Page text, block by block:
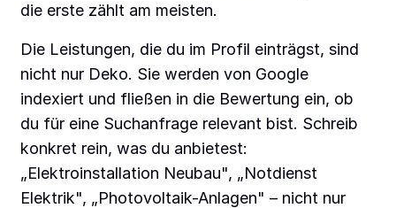
die erste zählt am meisten.
Die Leistungen, die du im Profil einträgst, sind
nicht nur Deko. Sie werden von Google
indexiert und fließen in die Bewertung ein, ob
du für eine Suchanfrage relevant bist. Schreib
konkret rein, was du anbietest:
„Elektroinstallation Neubau", „Notdienst
Elektrik", „Photovoltaik-Anlagen" – nicht nur